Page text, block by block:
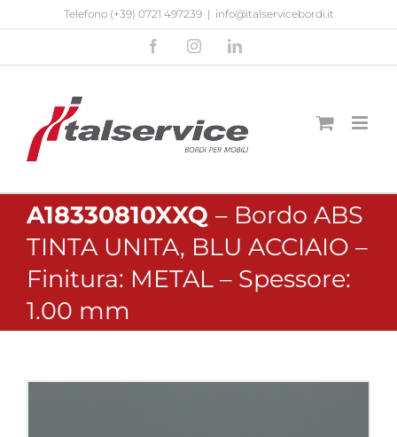
contenuto
Telefono (+39) 0721 497239 | info@italservicebordi.it
FacebookInstagramLinkedIn
A18330810XXQ – Bordo ABS
TINTA UNITA, BLU ACCIAIO –
Finitura: METAL – Spessore:
1.00 mm